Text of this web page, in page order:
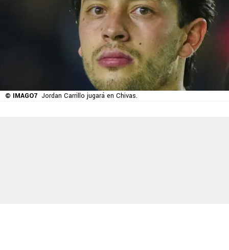
© IMAGO7 Jordan Carrillo jugará en Chivas.